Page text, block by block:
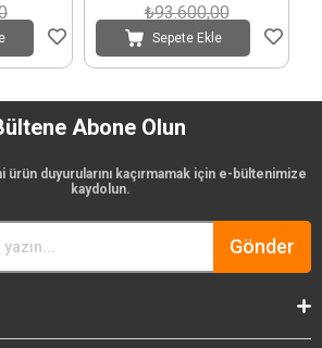
₺93.600,00
Sepete Ekle
Abone Olun
ürün duyurularını kaçırmamak için e-bültenimize
kaydolun.
Gönder